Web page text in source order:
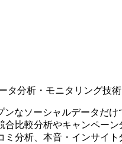
タ分析・モニタリング技
ンなソーシャルデータ
比較分析やキャンペー
分析、本音・インサイ